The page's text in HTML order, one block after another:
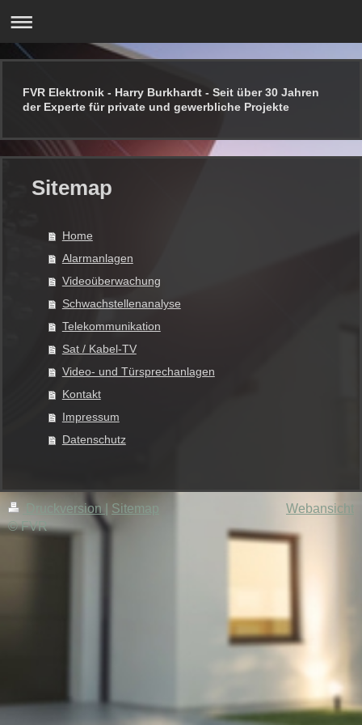
FVR Elektronik - Harry Burkhardt - Seit über 30 Jahren
der Experte für private und gewerbliche Projekte
Sitemap
Home
Alarmanlagen
Videoüberwachung
Schwachstellenanalyse
Telekommunikation
Sat / Kabel-TV
Video- und Türsprechanlagen
Kontakt
Impressum
Datenschutz
Druckversion
Sitemap
© FVR
Webansicht